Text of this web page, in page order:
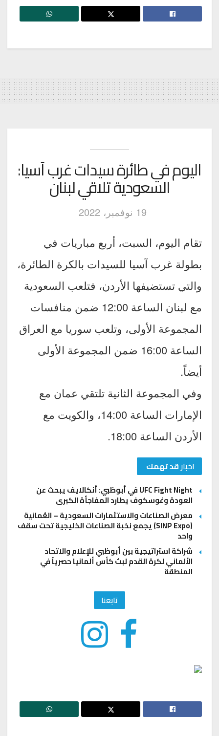
اليوم في طائرة سيدات غرب آسيا:
السعودية تلاقي لبنان
19 نوفمبر، 2022
تقام اليوم، السبت، أربع مباريات في
بطولة غرب آسيا للسيدات بالكرة الطائرة،
والتي تستضيفها الأردن، فتلعب السعودية
مع لبنان الساعة 12:00 ضمن منافسات
المجموعة الأولى، وتلعب سوريا مع العراق
الساعة 16:00 ضمن المجموعة الأولى
أيضاً.
وفي المجموعة الثانية تلتقي عمان مع
الإمارات الساعة 14:00، والكويت مع
الأردن الساعة 18:00.
اخبارقد تهمك
UFC Fight Night في أبوظبي: أنكالايف يبحث عن
العودة وغوسكوف يطارد المفاجأة الكبرى
معرض الصناعات والاستثمارات السعودية – العُمانية
(SINP Expo) يجمع نخبة الصناعات الخليجية تحت سقف
واحد
شراكة استراتيجية بين أبوظبي للإعلام والاتحاد
الألماني لكرة القدم لبث كأس ألمانيا حصرياً في
المنطقة
تابعنا